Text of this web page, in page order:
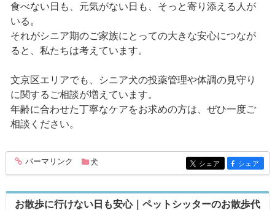
食べない日も、元気がない日も、そっと寄り添える人が
いる。
それがシニア期のご家族にとっての大きな安心につなが
ると、私たちは考えています。
文京区エリアでも、シニア犬の投薬管理や体調の見守り
に関するご相談が増えています。
年齢に合わせた丁寧なケアをお求めの方は、ぜひ一度ご
相談ください。
entry332
パーマリンク 犬 entry332
シェア entry332
シェア
お散歩に行けない日も安心｜ペットシッターのお散歩代